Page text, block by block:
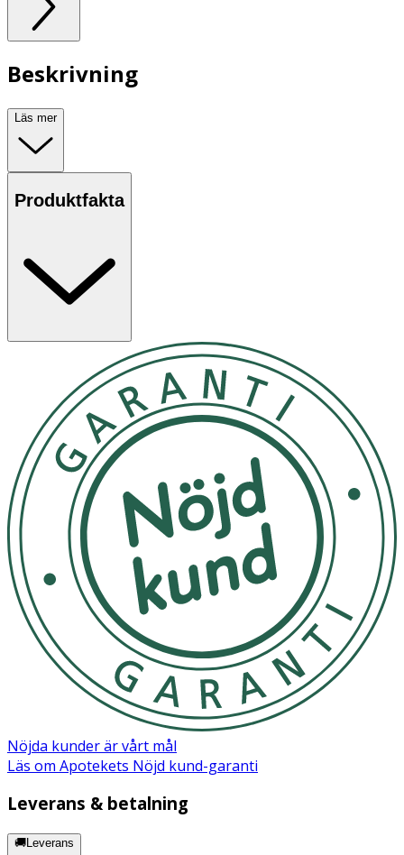
Beskrivning
Läs mer
Produktfakta
Nöjda kunder är vårt mål
Läs om Apotekets Nöjd kund-garanti
Leverans & betalning
🚚Leverans